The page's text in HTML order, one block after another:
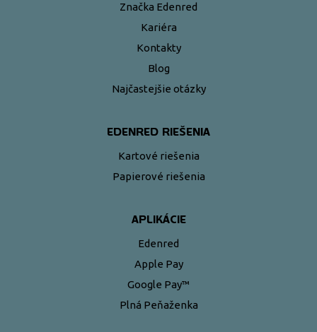
Značka Edenred
Kariéra
Kontakty
Blog
Najčastejšie otázky
EDENRED RIEŠENIA
Kartové riešenia
Papierové riešenia
APLIKÁCIE
Edenred
Apple Pay
Google Pay™
Plná Peňaženka